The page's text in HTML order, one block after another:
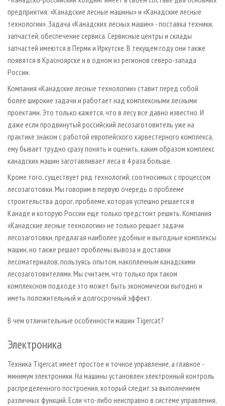
предприятия: «Канадские лесные машины» и «Канадские лесные
технологии». Задача «Канадских лесных машин» - поставка техники,
запчастей, обеспечение сервиса. Сервисные центры и склады
запчастей имеются в Перми и Иркутске. В текущем году они также
появятся в Красноярске и в одном из регионов северо-запада
России.
Компания «Канадские лесные технологии» ставит перед собой
более широкие задачи и работает над комплексными лесными
проектами. Это только кажется, что в лесу все давно известно. И
даже если продвинутый российский лесозаготовитель уже на
практике знаком с работой европейского харвестерного комплекса,
ему бывает трудно сразу понять и оценить, каким образом комплекс
канадских машин заготавливает леса в 4 раза больше.
Кроме того, существует ряд технологий, соотносимых с процессом
лесозаготовки. Мы говорим в первую очередь о проблеме
строительства дорог, проблеме, которая успешно решается в
Канаде и которую России еще только предстоит решить. Компания
«Канадские лесные технологии» не только решает задачи
лесозаготовки, предлагая наиболее удобные и выгодные комплексы
машин, но также решает проблемы вывоза и доставки
лесоматериалов, пользуясь опытом, накопленным канадскими
лесозаготовителями. Мы считаем, что только при таком
комплексном подходе это может быть экономически выгодно и
иметь положительный и долгосрочный эффект.
В чем отличительные особенности машин Tigercat?
Электроника
Техника Tigercat имеет простое и точное управление, а главное -
минимум электроники. На машины установлен электронный контроль
распределенного построения, который следит за выполнением
различных функций. Если что-либо неисправно в системе управления,